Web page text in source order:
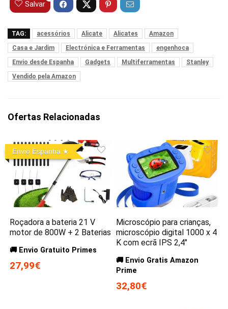
Salvar
TAG: acessórios Alicate Alicates
Amazon
Casa e Jardim
Electrónica e Ferramentas
engenhoca
Envio desde Espanha
Gadgets Multiferramentas
Stanley
Vendido pela Amazon
Ofertas Relacionadas
Envio Espanha
Roçadora a bateria 21 V
motor de 800W + 2 Baterias
🚚 Envio Gratuito Primes
27,99€
Microscópio para crianças,
microscópio digital 1000 x 4
K com ecrã IPS 2,4″
🚚 Envio Gratis Amazon
Prime
32,80€